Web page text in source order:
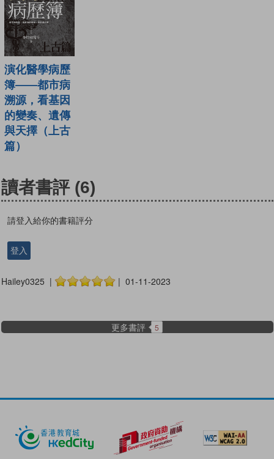
演化醫學病歷
簿——都市病
溯源，看基因
的變奏、遺傳
與天擇（上古
篇）
讀者書評 (6)
請登入給你的書籍評分
登入
Hailey0325 | | 01-11-2023
更多書評 5